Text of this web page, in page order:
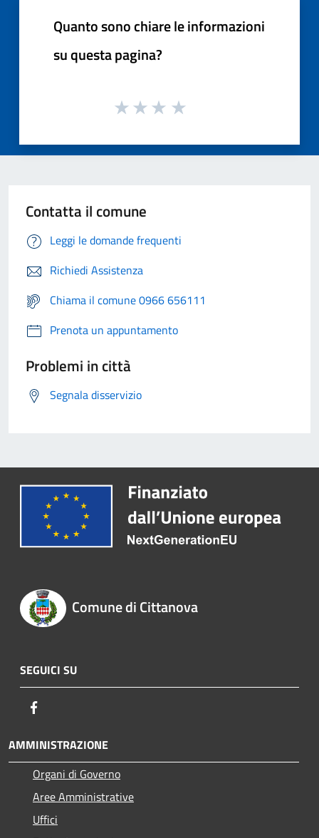
Quanto sono chiare le informazioni
su questa pagina?
Contatta il comune
Leggi le domande frequenti
Richiedi Assistenza
Chiama il comune 0966 656111
Prenota un appuntamento
Problemi in città
Segnala disservizio
Comune di Cittanova
SEGUICI SU
AMMINISTRAZIONE
Organi di Governo
Aree Amministrative
Uffici